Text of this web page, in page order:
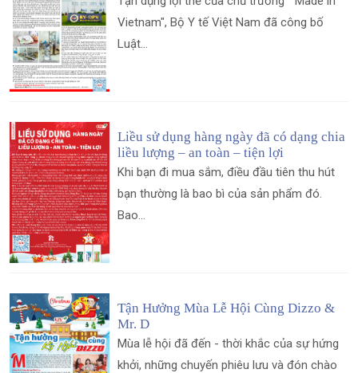
Vietnam", Bộ Y tế Việt Nam đã công bố
Luật...
Liều sử dụng hàng ngày đã có dạng chia
liều lượng – an toàn – tiện lợi
Khi bạn đi mua sắm, điều đầu tiên thu hút
bạn thường là bao bì của sản phẩm đó.
Bao...
Tận Hưởng Mùa Lễ Hội Cùng Dizzo &
Mr. D
Mùa lễ hội đã đến - thời khắc của sự hứng
khởi, những chuyến phiêu lưu và đón chào